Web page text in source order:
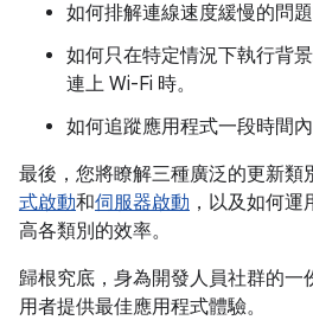
如何排解連線速度緩慢的問題
如何只在特定情況下執行背
連上 Wi-Fi 時。
如何追蹤應用程式一段時間內
最後，您將瞭解三種廣泛的更新類
式啟動和伺服器啟動 ，以及如何
高各類別的效率。
歸根究底，身為開發人員社群的一
用者提供最佳應用程式體驗。